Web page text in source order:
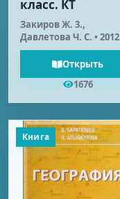
класс. КТ
Закиров Ж. 3.,
Давлетова Ч. С. • 2012
Открыть
1676
Книга